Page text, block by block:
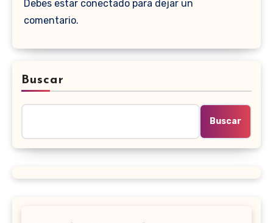
Debes estar conectado para dejar un
comentario.
Buscar
Buscar